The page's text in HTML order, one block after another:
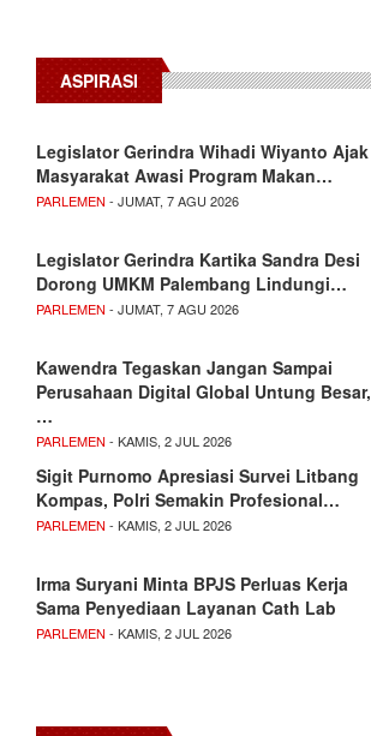
ASPIRASI
Legislator Gerindra Wihadi Wiyanto Ajak
Masyarakat Awasi Program Makan…
PARLEMEN - JUMAT, 7 AGU 2026
Legislator Gerindra Kartika Sandra Desi
Dorong UMKM Palembang Lindungi…
PARLEMEN - JUMAT, 7 AGU 2026
Kawendra Tegaskan Jangan Sampai
Perusahaan Digital Global Untung Besar,
…
PARLEMEN - KAMIS, 2 JUL 2026
Sigit Purnomo Apresiasi Survei Litbang
Kompas, Polri Semakin Profesional…
PARLEMEN - KAMIS, 2 JUL 2026
Irma Suryani Minta BPJS Perluas Kerja
Sama Penyediaan Layanan Cath Lab
PARLEMEN - KAMIS, 2 JUL 2026